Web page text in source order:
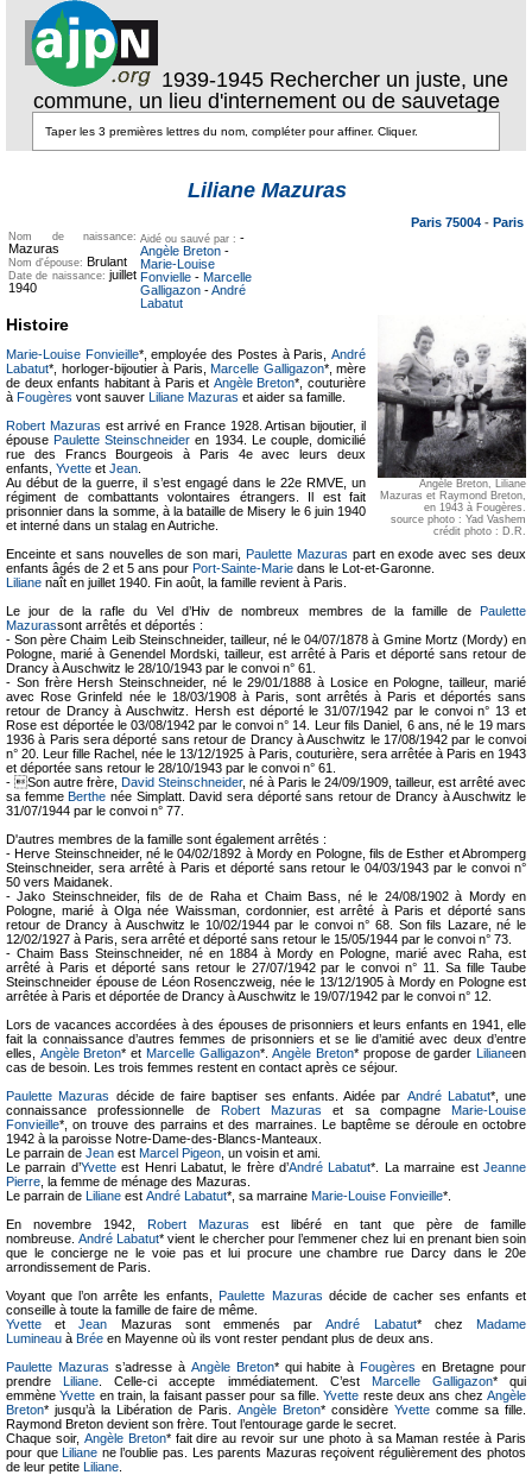
1939-1945 Rechercher un juste, une
commune, un lieu d'internement ou de sauvetage
Liliane Mazuras
Paris 75004 - Paris
Nom de naissance:
Mazuras
Nom d'épouse: Brulant
Date de naissance: juillet
1940
Aidé ou sauvé par : -
Angèle Breton -
Marie-Louise
Fonvielle - Marcelle
Galligazon -André
Labatut
Angèle Breton, Liliane
Mazuras et Raymond Breton,
en 1943 à Fougères.
source photo : Yad Vashem
crédit photo : D.R.
Histoire
Marie-Louise Fonvieille*, employée des Postes à Paris,André
Labatut*, horloger-bijoutier à Paris, Marcelle Galligazon*, mère
de deux enfants habitant à Paris et Angèle Breton*, couturière
à Fougères vont sauver Liliane Mazuras et aider sa famille.
Robert Mazuras est arrivé en France 1928. Artisan bijoutier, il
épousePaulette Steinschneider en 1934. Le couple, domicilié
rue des Francs Bourgeois à Paris 4e avec leurs deux
enfants, Yvette et Jean
Au début de la guerre, il s’est engagé dans le 22e RMVE, un
régiment de combattants volontaires étrangers. Il est fait
prisonnier dans la somme, à la bataille de Misery le 6 juin 1940
et interné dans un stalag en Autriche.
Enceinte et sans nouvelles de son mari, Paulette Mazuras part en exode avec ses deux
enfants âgés de 2 et 5 ans pour Port-Sainte-Marie dans le Lot-et-Garonne.
Liliane naît en juillet 1940. Fin août, la famille revient à Paris.
Le jour de la rafle du Vel d’Hiv de nombreux membres de la famille de Paulette
Mazurassont arrêtés et déportés :
- Son père Chaim Leib Steinschneider, tailleur, né le 04/07/1878 à Gmine Mortz (Mordy) en
Pologne, marié à Genendel Mordski, tailleur, est arrêté à Paris et déporté sans retour de
Drancy à Auschwitz le 28/10/1943 par le convoi n° 61.
- Son frère Hersh Steinschneider, né le 29/01/1888 à Losice en Pologne, tailleur, marié
avec Rose Grinfeld née le 18/03/1908 à Paris, sont arrêtés à Paris et déportés sans
retour de Drancy à Auschwitz. Hersh est déporté le 31/07/1942 par le convoi n° 13 et
Rose est déportée le 03/08/1942 par le convoi n° 14. Leur fils Daniel, 6 ans, né le 19 mars
1936 à Paris sera déporté sans retour de Drancy à Auschwitz le 17/08/1942 par le convoi
n° 20. Leur fille Rachel, née le 13/12/1925 à Paris, couturière, sera arrêtée à Paris en 1943
et déportée sans retour le 28/10/1943 par le convoi n° 61.
- Son autre frère, David Steinschneider, né à Paris le 24/09/1909, tailleur, est arrêté avec
sa femmeBerthe née Simplatt. David sera déporté sans retour de Drancy à Auschwitz le
31/07/1944 par le convoi n° 77.
D'autres membres de la famille sont également arrêtés :
- Herve Steinschneider, né le 04/02/1892 à Mordy en Pologne, fils de Esther et Abromperg
Steinschneider, sera arrêté à Paris et déporté sans retour le 04/03/1943 par le convoi n°
50 vers Maidanek.
- Jako Steinschneider, fils de de Raha et Chaim Bass, né le 24/08/1902 à Mordy en
Pologne, marié à Olga née Waissman, cordonnier, est arrêté à Paris et déporté sans
retour de Drancy à Auschwitz le 10/02/1944 par le convoi n° 68. Son fils Lazare, né le
12/02/1927 à Paris, sera arrêté et déporté sans retour le 15/05/1944 par le convoi n° 73.
- Chaim Bass Steinschneider, né en 1884 à Mordy en Pologne, marié avec Raha, est
arrêté à Paris et déporté sans retour le 27/07/1942 par le convoi n° 11. Sa fille Taube
Steinschneider épouse de Léon Rosenczweig, née le 13/12/1905 à Mordy en Pologne est
arrêtée à Paris et déportée de Drancy à Auschwitz le 19/07/1942 par le convoi n° 12.
Lors de vacances accordées à des épouses de prisonniers et leurs enfants en 1941, elle
fait la connaissance d’autres femmes de prisonniers et se lie d’amitié avec deux d’entre
elles, Angèle Breton* et Marcelle Galligazon*.Angèle Breton* propose de garderLilianeen
cas de besoin. Les trois femmes restent en contact après ce séjour.
Paulette Mazuras décide de faire baptiser ses enfants. Aidée par André Labatut*, une
connaissance professionnelle de Robert Mazuras et sa compagne Marie-Louise
Fonvieille*, on trouve des parrains et des marraines. Le baptême se déroule en octobre
1942 à la paroisse Notre-Dame-des-Blancs-Manteaux.
Le parrain de Jean est Marcel Pigeon , un voisin et ami.
Le parrain d’Yvetteest Henri Labatut, le frère d’André Labatut*. La marraine estJeanne
Pierre , la femme de ménage des Mazuras.
Le parrain de Liliane est André Labatut*, sa marraine Marie-Louise Fonvieille*.
En novembre 1942, Robert Mazuras est libéré en tant que père de famille
nombreuse.André Labatut* vient le chercher pour l’emmener chez lui en prenant bien soin
que le concierge ne le voie pas et lui procure une chambre rue Darcy dans le 20e
arrondissement de Paris.
Voyant que l’on arrête les enfants,Paulette Mazuras décide de cacher ses enfants et
conseille à toute la famille de faire de même.
Yvette etJean Mazuras sont emmenés parAndré Labatut* chezMadame
Lumineau à Brée en Mayenne où ils vont rester pendant plus de deux ans.
Paulette Mazuras s’adresse à Angèle Breton* qui habite àFougères en Bretagne pour
prendreLiliane . Celle-ci accepte immédiatement. C’est Marcelle Galligazon* qui
emmèneYvette en train, la faisant passer pour sa fille.Yvette reste deux ans chezAngèle
Breton* jusqu’à la Libération de Paris. Angèle Breton* considère Yvette comme sa fille.
Raymond Breton devient son frère. Tout l’entourage garde le secret.
Chaque soir, Angèle Breton* fait dire au revoir sur une photo à sa Maman restée à Paris
pour queLiliane ne l’oublie pas. Les parents Mazuras reçoivent régulièrement des photos
de leur petite Liliane